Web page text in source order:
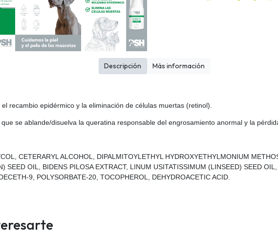
recambio epidérmico y la eliminación de células muertas (retinol).
se ablande/disuelva la queratina responsable del engrosamiento anormal y la
CETERARYL ALCOHOL, DIPALMITOYLETHYL HYDROXYETHYLMONIUM
SEED OIL, BIDENS PILOSA EXTRACT, LINUM USITATISSIMUM (LINSEED) SEED
9, POLYSORBATE-20, TOCOPHEROL, DEHYDROACETIC ACID.
Descripción Más información